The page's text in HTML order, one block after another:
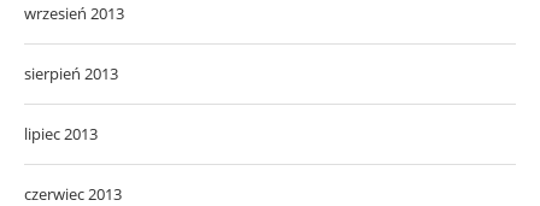
wrzesień 2013
sierpień 2013
lipiec 2013
czerwiec 2013